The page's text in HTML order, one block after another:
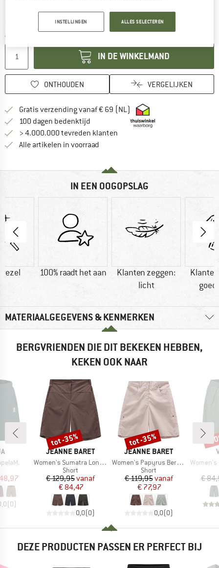
Levertijd: 3-5 werkdagenDe link wordt geopend in een infovak en bevat
Aantal:
IN DE WINKELMAND
ONTHOUDEN VERGELIJKEN
Gratis verzending vanaf € 69 (NL) Vind hier de
100 dagen bedenktijd Vind de betalingsinformatie hier!
> 4.000.000 tevreden klanten
Alle artikelen in voorraad
IN EEN OOGOPSLAG
100% raadt het aan
Klanten zeggen:
licht
goed
MATERIAALGEGEVENS & KENMERKEN
BERGVRIENDEN DIE DIT BEKEKEN HEBBEN,
KEKEN OOK NAAR
prijs
(0)
MERK
JEANNE BARET
Artikel
Women's Sumatra Long Bermuda
Productgroep
Short
Prijs
€ 129,95Verlaagde prijs
vanaf
€ 84,47
0,0(0)
Korting
tot -35%
MERK
JEANNE BARET
Artikel
Women's Papyrus Bermuda
Productgroep
Short
Prijs
€ 119,95Verlaagde prijs
vanaf
€ 77,97
0,0(0)
Korting
tot -35%
Artikel
Women's
€
-
DEZE PRODUCTEN PASSEN ER PERFECT BIJ
INSTELLINGEN ALLES SELECTEREN